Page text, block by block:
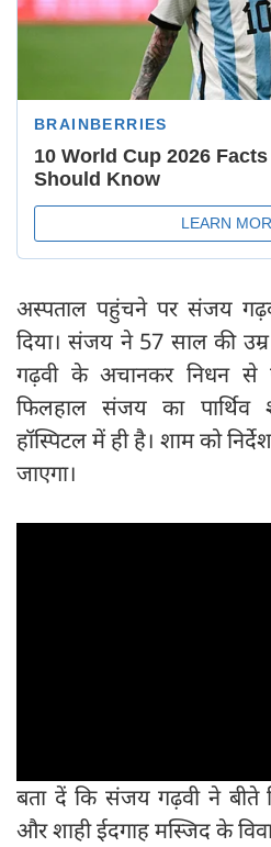
अस्पताल पहुंचने पर संजय
दिया। संजय ने 57 साल की
गढ़वी के अचानकर निधन से
फिलहाल संजय का पार्थिव
हॉस्पिटल में ही है। शाम को
जाएगा।
बता दें कि संजय गढ़वी ने बीते
और शाही ईदगाह मस्जिद के